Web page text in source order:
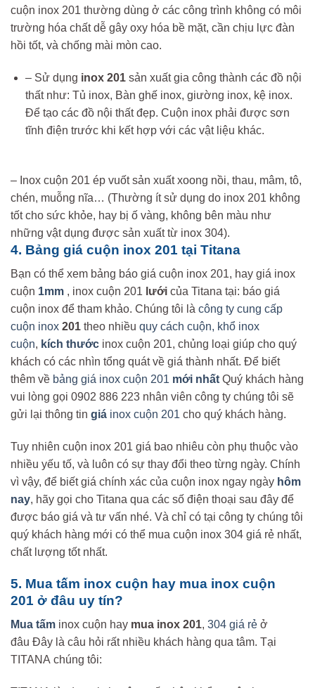
cuộn inox 201 thường dùng ở các công trình không có môi
trường hóa chất dễ gây oxy hóa bề mặt, cần chịu lực đàn
hồi tốt, và chống mài mòn cao.
– Sử dụng inox 201sản xuất gia công thành các đồ nội
thất như: Tủ inox, Bàn ghế inox, giường inox, kệ inox.
Để tạo các đồ nội thất đẹp. Cuộn inox phải được sơn
tĩnh điện trước khi kết hợp với các vật liệu khác.
– Inox cuộn 201 ép vuốt sản xuất xoong nồi, thau, mâm, tô,
chén, muỗng nĩa… (Thường ít sử dụng do inox 201 không
tốt cho sức khỏe, hay bị ố vàng, không bên màu như
những vật dụng được sản xuất từ inox 304).
4. Bảng giá cuộn inox 201 tại Titana
Bạn có thể xem bảng báo giá cuộn inox 201, hay giá inox
cuộn 1mm , inox cuộn 201 lưới của Titana tại: báo giá
cuộn inox để tham khảo. Chúng tôi là công ty cung cấp
cuộn inox 201 theo nhiều quy cách cuộn, khổ inox
cuộn, kích thước inox cuộn 201, chủng loại giúp cho quý
khách có các nhìn tổng quát về giá thành nhất. Để biết
thêm về bảng giá inox cuộn 201 mới nhất Quý khách hàng
vui lòng gọi 0902 886 223 nhân viên công ty chúng tôi sẽ
gửi lại thông tin giá inox cuộn 201 cho quý khách hàng.
Tuy nhiên cuộn inox 201 giá bao nhiêu còn phụ thuộc vào
nhiều yếu tố, và luôn có sự thay đổi theo từng ngày. Chính
vì vậy, để biết giá chính xác của cuộn inox ngay ngày hôm
nay, hãy gọi cho Titana qua các số điện thoại sau đây để
được báo giá và tư vấn nhé. Và chỉ có tại công ty chúng tôi
quý khách hàng mới có thể mua cuộn inox 304 giá rẻ nhất,
chất lượng tốt nhất.
5. Mua tấm inox cuộn hay mua inox cuộn
201 ở đâu uy tín?
Mua tấm inox cuộn hay mua inox 201, 304 giá rẻ ở
đâu Đây là câu hỏi rất nhiều khách hàng qua tâm. Tại
TITANA chúng tôi: